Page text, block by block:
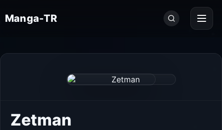
Manga-TR
Seri
ara...
Zetman